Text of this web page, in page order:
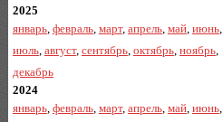
2025
январь, февраль, март, апрель, май, июнь,
июль, август, сентябрь, октябрь, ноябрь,
декабрь
2024
январь, февраль, март, апрель, май, июнь,